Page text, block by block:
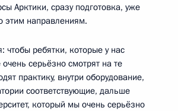
Арктики, сразу подготовка, уже
этим направлениям.
чтобы ребятки, которые у нас
очень серьёзно смотрят на те
практику, внутри оборудование,
соответствующие, дальше
который мы очень серьёзно